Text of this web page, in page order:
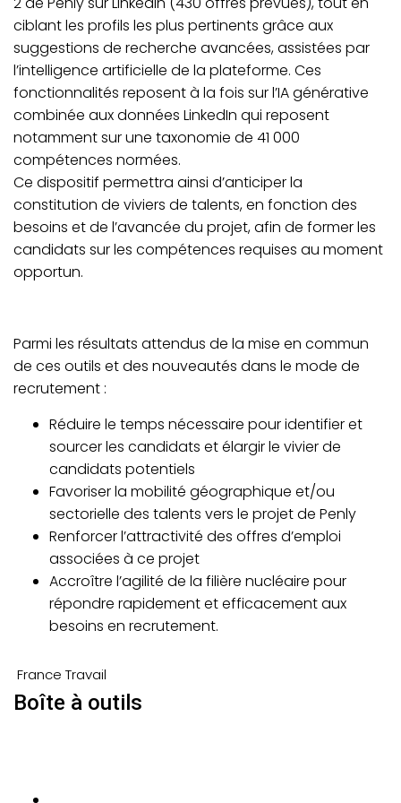
ciblant les profils les plus pertinents grâce aux
suggestions de recherche avancées, assistées par
l’intelligence artificielle de la plateforme. Ces
fonctionnalités reposent à la fois sur l’IA générative
combinée aux données LinkedIn qui reposent
notamment sur une taxonomie de 41 000
compétences normées.
Ce dispositif permettra ainsi d’anticiper la
constitution de viviers de talents, en fonction des
besoins et de l’avancée du projet, afin de former les
candidats sur les compétences requises au moment
opportun.
Parmi les résultats attendus de la mise en commun
de ces outils et des nouveautés dans le mode de
recrutement :
Réduire le temps nécessaire pour identifier et
sourcer les candidats et élargir le vivier de
candidats potentiels
Favoriser la mobilité géographique et/ou
sectorielle des talents vers le projet de Penly
Renforcer l’attractivité des offres d’emploi
associées à ce projet
Accroître l’agilité de la filière nucléaire pour
répondre rapidement et efficacement aux
besoins en recrutement.
France Travail
Boîte à outils